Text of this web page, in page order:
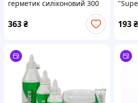
герметик силіконовий 300
363₴ 193₴